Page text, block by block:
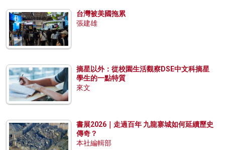
台灣被美國拖累
張建雄
摘星以外：從校園生活觀察DSE中文科摘星
學生的一點特質
來文
書展2026｜走過百年 九龍寨城如何延續歷史
傳奇？
本社編輯部